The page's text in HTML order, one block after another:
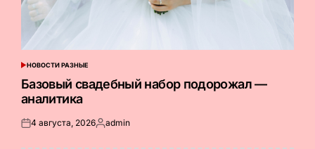
ОПУБЛИКОВАНО
В
НОВОСТИ РАЗНЫЕ
Базовый свадебный набор подорожал —
аналитика
Опубликовано
4 августа, 2026Запись
admin